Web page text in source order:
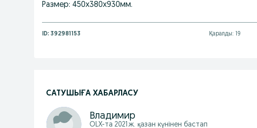
Размер: 450х380х930мм.
ID: 392981153 Қаралды: 19
САТУШЫҒА ХАБАРЛАСУ
Владимир
OLX-та 2021 ж. қазан күнінен бастап